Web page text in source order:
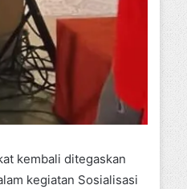
kembali ditegaskan
kegiatan Sosialisasi